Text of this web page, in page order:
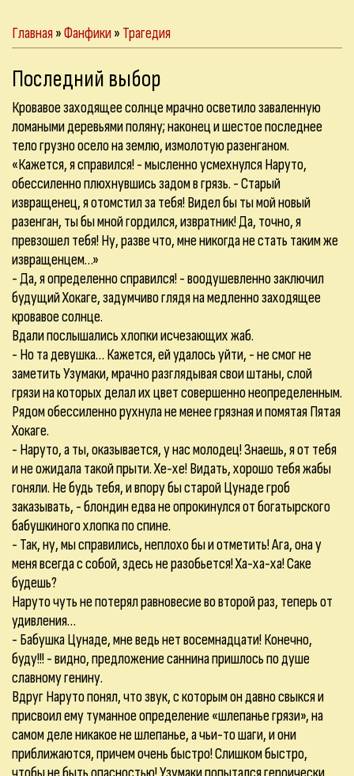
Главная»Фанфики» Трагедия
Последний выбор
Кровавое заходящее солнце мрачно осветило заваленную
ломаными деревьями поляну; наконец и шестое последнее
тело грузно осело на землю, измолотую разенганом.
«Кажется, я справился! - мысленно усмехнулся Наруто,
обессиленно плюхнувшись задом в грязь. - Старый
извращенец, я отомстил за тебя! Видел бы ты мой новый
разенган, ты бы мной гордился, извратник! Да, точно, я
превзошел тебя! Ну, разве что, мне никогда не стать таким же
извращенцем…»
- Да, я определенно справился! - воодушевленно заключил
будущий Хокаге, задумчиво глядя на медленно заходящее
кровавое солнце.
Вдали послышались хлопки исчезающих жаб.
- Но та девушка… Кажется, ей удалось уйти, - не смог не
заметить Узумаки, мрачно разглядывая свои штаны, слой
грязи на которых делал их цвет совершенно неопределенным.
Рядом обессиленно рухнула не менее грязная и помятая Пятая
Хокаге.
- Наруто, а ты, оказывается, у нас молодец! Знаешь, я от тебя
и не ожидала такой прыти. Хе-хе! Видать, хорошо тебя жабы
гоняли. Не будь тебя, и впору бы старой Цунаде гроб
заказывать, - блондин едва не опрокинулся от богатырского
бабушкиного хлопка по спине.
- Так, ну, мы справились, неплохо бы и отметить! Ага, она у
меня всегда с собой, здесь не разобьется! Ха-ха-ха! Саке
будешь?
Наруто чуть не потерял равновесие во второй раз, теперь от
удивления…
- Бабушка Цунаде, мне ведь нет восемнадцати! Конечно,
буду!!! - видно, предложение саннина пришлось по душе
славному генину.
Вдруг Наруто понял, что звук, с которым он давно свыкся и
присвоил ему туманное определение «шлепанье грязи», на
самом деле никакое не шлепанье, а чьи-то шаги, и они
приближаются, причем очень быстро! Слишком быстро,